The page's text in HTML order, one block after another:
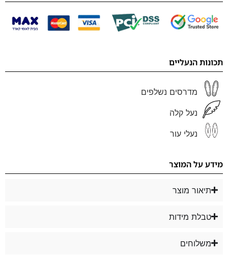
תכונות הנעליים
מדרסים נשלפים
נעל קלה
נעלי עור
מידע על המוצר
תיאור מוצר
טבלת מידות
משלוחים